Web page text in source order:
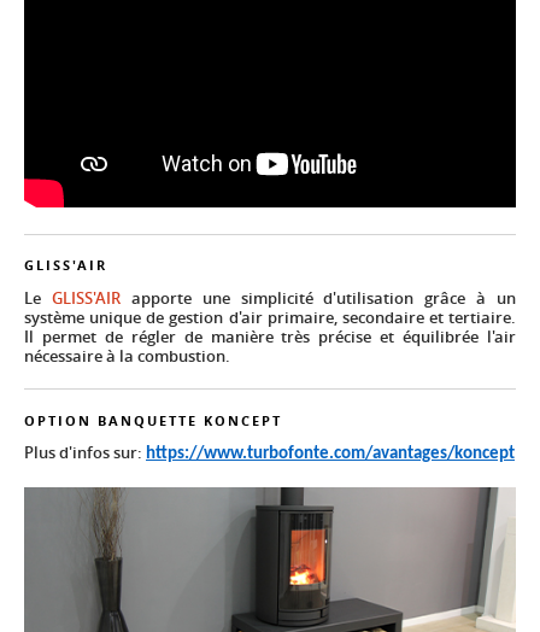
GLISS'AIR
Le GLISS'AIRapporte une simplicité d'utilisation grâce à un
système unique de gestion d'air primaire, secondaire et tertiaire.
Il permet de régler de manière très précise et équilibrée l'air
nécessaire à la combustion.
OPTION BANQUETTE KONCEPT
Plus d'infos sur: https://www.turbofonte.com/avantages/koncept